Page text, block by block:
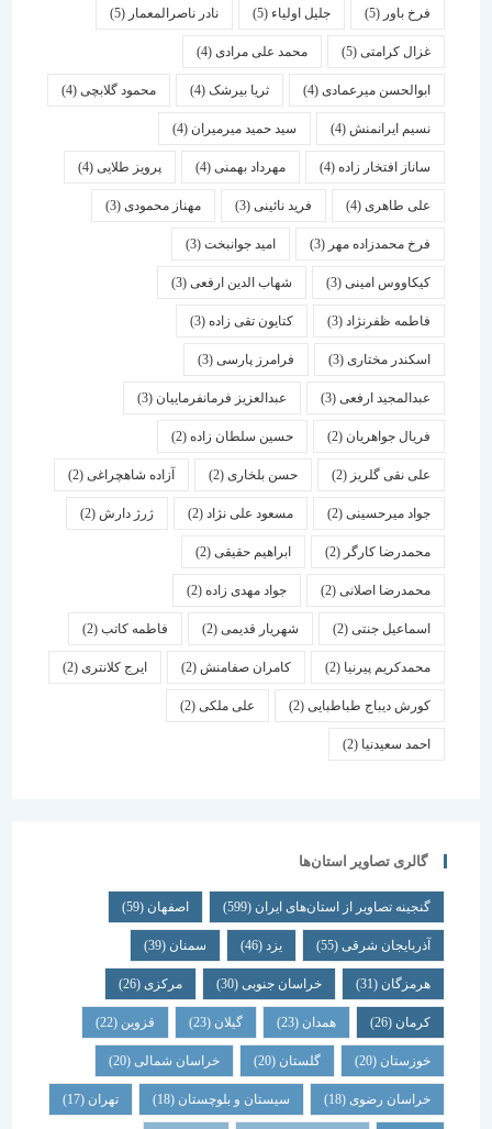
فرخ باور(5) جلیل اولیاء(5) نادر ناصرالمعمار (5)
غزال کرامتی(5) محمد علی مرادی(4)
ابوالحسن میرعمادی(4) ثریا بیرشک(4) محمود گلابچی(4)
نسیم ایرانمنش(4) سید حمید میرمیران(4)
ساناز افتخار زاده(4) مهرداد بهمنی (4) پرویز طلایی(4)
علی طاهری(4) فرید نائینی(3) مهناز محمودی(3)
فرخ محمدزاده مهر(3) امید جوانبخت(3)
کیکاووس امینی(3) شهاب الدین ارفعی(3)
فاطمه ظفرنژاد(3) کتایون تقی زاده(3)
اسكندر مختاری (3) فرامرز پارسی(3)
عبدالمجید ارفعی(3) عبدالعزیز فرمانفرماییان(3)
فریال جواهریان(2) حسین سلطان زاده(2)
علی نقی گلریز(2) حسن بلخاری(2) آزاده شاهچراغی(2)
جواد میرحسینی(2) مسعود علی نژاد(2) ژرژ دارش (2)
محمدرضا کارگر(2) ابراهیم حقیقی(2)
محمدرضا اصلانی(2) جواد مهدی زاده(2)
اسماعیل جنتی(2) شهریار قدیمی(2) فاطمه کاتب(2)
محمدکریم پیرنیا (2) کامران صفامنش(2) ایرج کلانتری (2)
کورش دیباج طباطبایی(2) علی ملکی(2)
احمد سعیدنیا (2)
گالری تصاویر استان‌ها
گنجینه تصاویر از استان‌های ایران(599) اصفهان (59)
آذربایجان شرقی(55) یزد سمنان (39)
هرمزگان(31) خراسان جنوبی(30) مرکزی (26)
همدان گیلان قزوین
خوزستان(20) گلستان (20) خراسان شمالی(20)
خراسان رضوی(18) سیستان و بلوچستان(18) تهران